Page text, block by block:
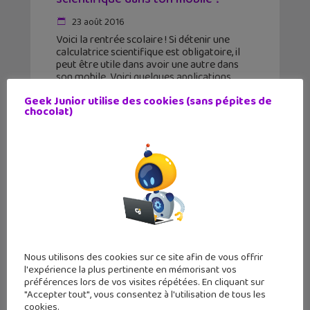
23 août 2016
Voici la rentrée scolaire ! Si détenir une
calculatrice scientifique est obligatoire, il
peut être utile dans avoir une autre dans
son mobile. Voici quelques applications
redoutable calculatrice scientifique. Des
Geek Junior utilise des cookies (sans pépites de
chocolat)
Nous utilisons des cookies sur ce site afin de vous offrir
l'expérience la plus pertinente en mémorisant vos
préférences lors de vos visites répétées. En cliquant sur
"Accepter tout", vous consentez à l'utilisation de tous les